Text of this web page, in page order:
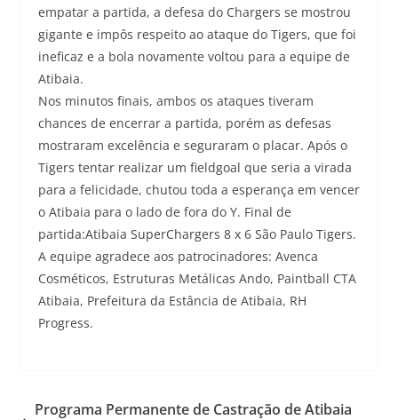
empatar a partida, a defesa do Chargers se mostrou
gigante e impôs respeito ao ataque do Tigers, que foi
ineficaz e a bola novamente voltou para a equipe de
Atibaia.
Nos minutos finais, ambos os ataques tiveram
chances de encerrar a partida, porém as defesas
mostraram excelência e seguraram o placar. Após o
Tigers tentar realizar um fieldgoal que seria a virada
para a felicidade, chutou toda a esperança em vencer
o Atibaia para o lado de fora do Y. Final de
partida:Atibaia SuperChargers 8 x 6 São Paulo Tigers.
A equipe agradece aos patrocinadores: Avenca
Cosméticos, Estruturas Metálicas Ando, Paintball CTA
Atibaia, Prefeitura da Estância de Atibaia, RH
Progress.
Programa Permanente de Castração de Atibaia